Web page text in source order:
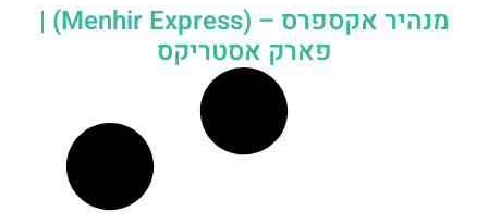
מנהיר אקספרס – (Menhir Express) |
פארק אסטריקס